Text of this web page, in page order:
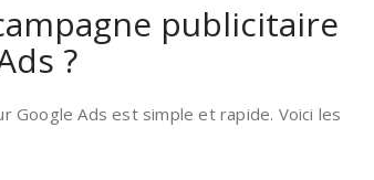
publicitaire
?
Google Ads est simple et rapide. Voici les